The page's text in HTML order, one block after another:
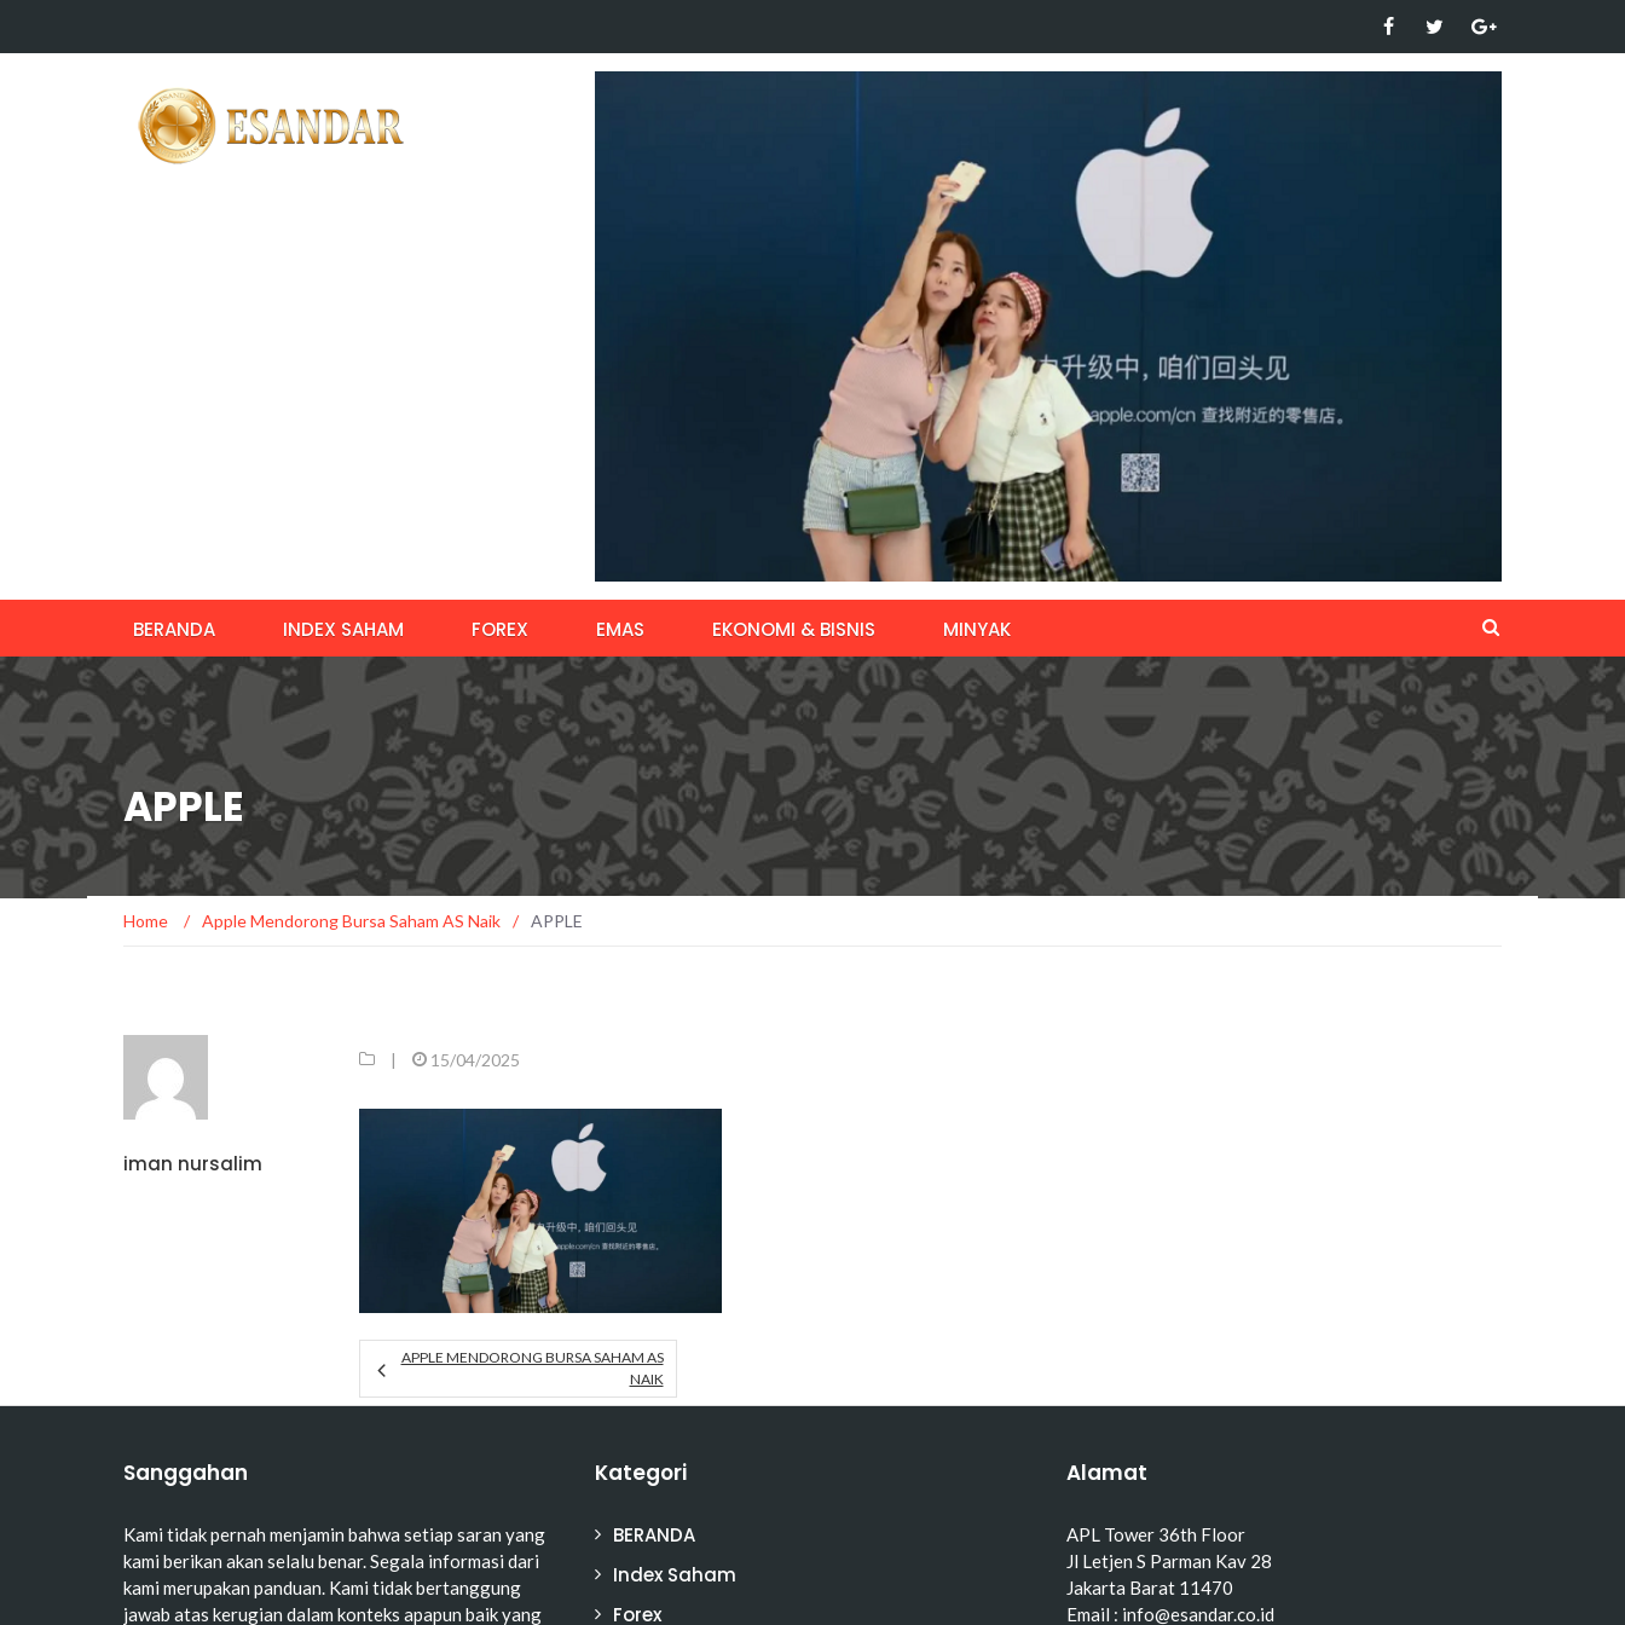
BERANDA INDEX SAHAM FOREX EMAS EKONOMI & BISNIS MINYAK
APPLE
Home / Apple Mendorong Bursa Saham AS Naik / APPLE
iman nursalim
| 15/04/2025
APPLE MENDORONG BURSA SAHAM AS
NAIK
Sanggahan
Kami tidak pernah menjamin bahwa setiap saran yang
kami berikan akan selalu benar. Segala informasi dari
kami merupakan panduan. Kami tidak bertanggung
jawab atas kerugian dalam konteks apapun baik yang
Kategori
BERANDA
Index Saham
Forex
Alamat
APL Tower 36th Floor
Jl Letjen S Parman Kav 28
Jakarta Barat 11470
Email : info@esandar.co.id